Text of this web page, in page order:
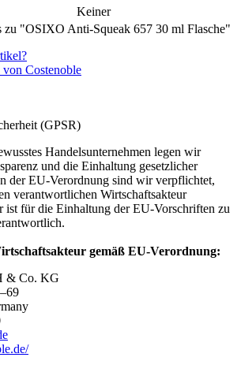
Keiner
zu "OSIXO Anti-Squeak 657 30 ml Flasche"
Costenoble
(GPSR)
Handelsunternehmen legen wir
und die Einhaltung gesetzlicher
der EU-Verordnung sind wir verpflichtet,
verantwortlichen Wirtschaftsakteur
ist für die Einhaltung der EU-Vorschriften zu
gemäß EU-Verordnung:
& Co. KG